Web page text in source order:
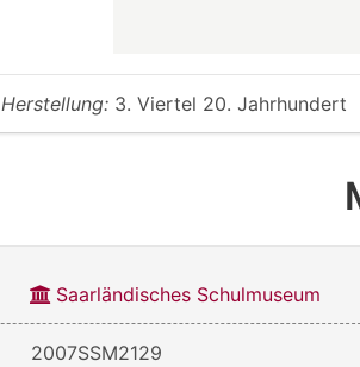
Herstellung: 3. Viertel 20. Jahrhundert
Saarländisches Schulmuseum
2007SSM2129